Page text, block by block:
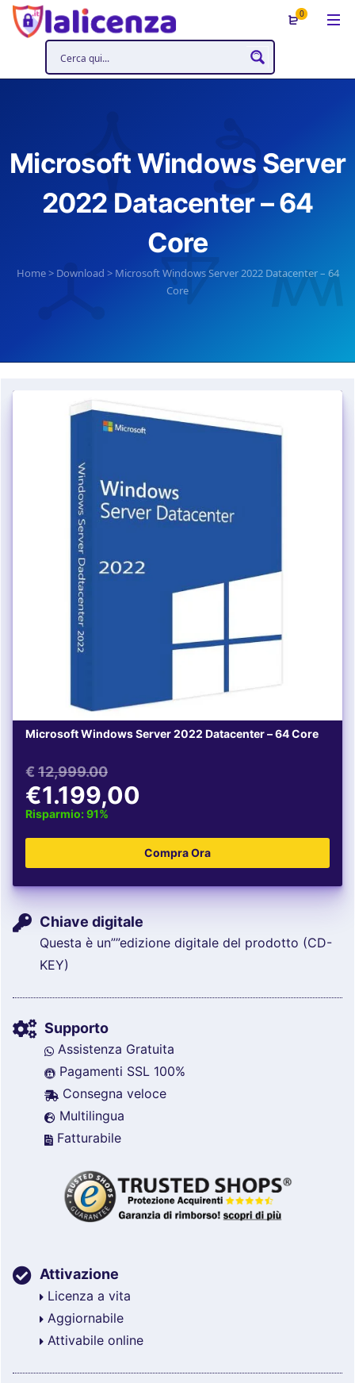
0
Microsoft Windows Server
2022 Datacenter – 64
Core
Home> Download > Microsoft Windows Server 2022 Datacenter – 64
Core
Microsoft Windows Server 2022 Datacenter – 64 Core
€ 12,999.00
€1.199,00
Risparmio: 91%
Chiave digitale
Questa è un””edizione digitale del prodotto (CD-
KEY)
Supporto
Assistenza Gratuita
Pagamenti SSL 100%
Consegna veloce
Multilingua
Fatturabile
Attivazione
Licenza a vita
Aggiornabile
Attivabile online